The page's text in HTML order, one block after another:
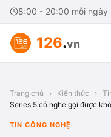
8:00 - 20:00 mỗi ngày
126.vn
Trang chủ › Kiến thức ›
Series 5 có nghe gọi được
TIN CÔNG NGHỆ